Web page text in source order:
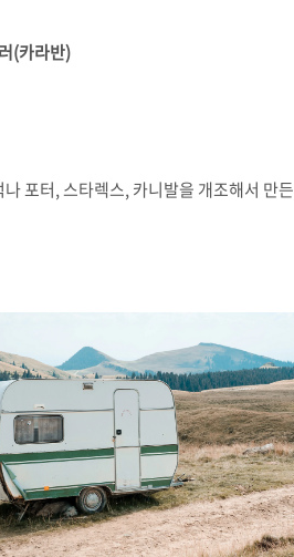
(카라반)
포터, 스타렉스, 카니발을 개조해서 만든